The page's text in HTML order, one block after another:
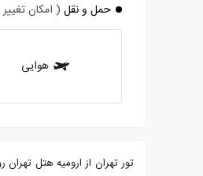
حمل و نقل ( امکان
هوایی